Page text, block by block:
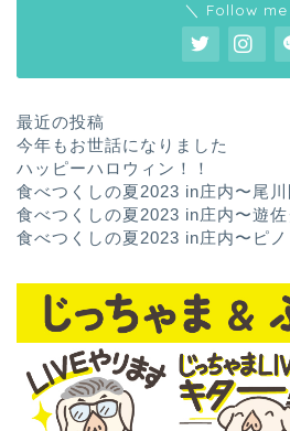
＼ Follow me
最近の投稿
今年もお世話になりました
ハッピーハロウィン！！
食べつくしの夏2023 in庄内〜尾
食べつくしの夏2023 in庄内〜遊
食べつくしの夏2023 in庄内〜ピ